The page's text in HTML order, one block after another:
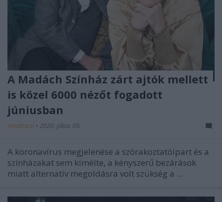
A Madách Színház zárt ajtók mellett
is közel 6000 nézőt fogadott
júniusban
mtothorsi • 2020. július 09.
A koronavírus megjelenése a szórakoztatóipart és a
színházakat sem kímélte, a kényszerű bezárások
miatt alternatív megoldásra volt szükség a ...